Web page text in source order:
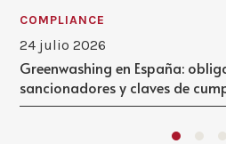
COMPLIANCE
24 julio 2026
Greenwashing en España:
sancionadores y claves de